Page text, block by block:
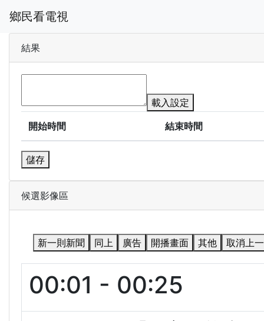
鄉民看電視
結果
載入設定
開始時間
結束時間
儲存
候選影像區
新一則新聞 同上 廣告 開播畫面 其他 取消上
00:01 - 00:25